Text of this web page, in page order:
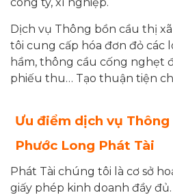
Dịch vụ Thông bồn cầu thị
tôi cung cấp hóa đơn đỏ các
hầm, thông cầu cống nghẹt
phiếu thu… Tạo thuận tiện
Ưu điểm dịch vụ
Phước Long Phát Tài
Phát Tài chúng tôi là cơ sở
giấy phép kinh doanh đầy